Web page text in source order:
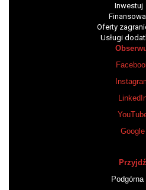
Inwestuj
Oferty
Usługi
Google
Przyjdź
Podgórna